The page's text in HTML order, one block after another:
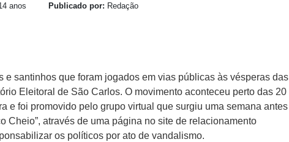
anos Publicado por: Redação
e santinhos que foram jogados em vias públicas às vésperas das
Eleitoral de São Carlos. O movimento aconteceu perto das 20
e foi promovido pelo grupo virtual que surgiu uma semana antes
Cheio”, através de uma página no site de relacionamento
os políticos por ato de vandalismo.